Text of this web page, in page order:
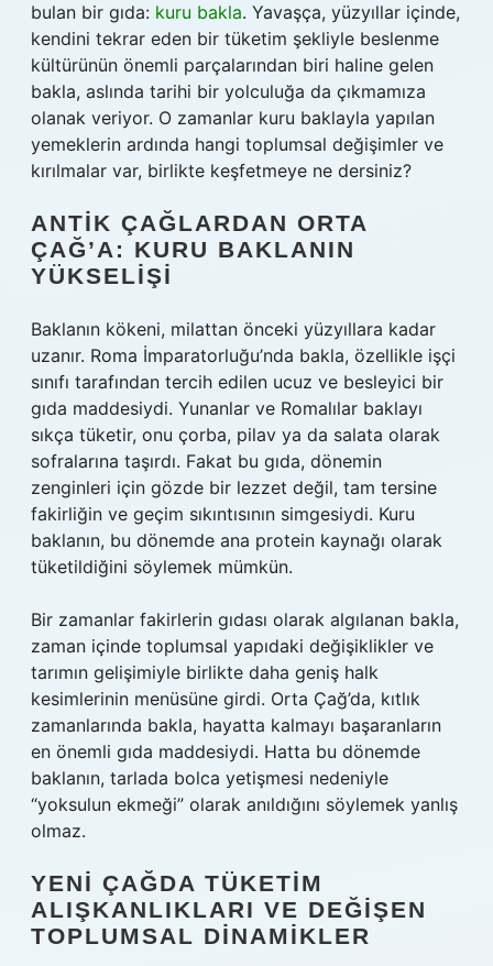
bulan bir gıda: kuru bakla. Yavaşça, yüzyıllar içinde,
kendini tekrar eden bir tüketim şekliyle beslenme
kültürünün önemli parçalarından biri haline gelen
bakla, aslında tarihi bir yolculuğa da çıkmamıza
olanak veriyor. O zamanlar kuru baklayla yapılan
yemeklerin ardında hangi toplumsal değişimler ve
kırılmalar var, birlikte keşfetmeye ne dersiniz?
ANTIK ÇAĞLARDAN ORTA
ÇAĞ’A: KURU BAKLANIN
YÜKSELIŞI
Baklanın kökeni, milattan önceki yüzyıllara kadar
uzanır. Roma İmparatorluğu’nda bakla, özellikle işçi
sınıfı tarafından tercih edilen ucuz ve besleyici bir
gıda maddesiydi. Yunanlar ve Romalılar baklayı
sıkça tüketir, onu çorba, pilav ya da salata olarak
sofralarına taşırdı. Fakat bu gıda, dönemin
zenginleri için gözde bir lezzet değil, tam tersine
fakirliğin ve geçim sıkıntısının simgesiydi. Kuru
baklanın, bu dönemde ana protein kaynağı olarak
tüketildiğini söylemek mümkün.
Bir zamanlar fakirlerin gıdası olarak algılanan bakla,
zaman içinde toplumsal yapıdaki değişiklikler ve
tarımın gelişimiyle birlikte daha geniş halk
kesimlerinin menüsüne girdi. Orta Çağ’da, kıtlık
zamanlarında bakla, hayatta kalmayı başaranların
en önemli gıda maddesiydi. Hatta bu dönemde
baklanın, tarlada bolca yetişmesi nedeniyle
“yoksulun ekmeği” olarak anıldığını söylemek yanlış
olmaz.
YENI ÇAĞDA TÜKETIM
ALIŞKANLIKLARI VE DEĞIŞEN
TOPLUMSAL DINAMIKLER